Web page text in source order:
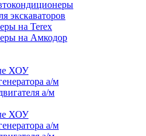
экскаваторов
на Terex
на Амкодор
ХОУ
а/м
а/м
ХОУ
а/м